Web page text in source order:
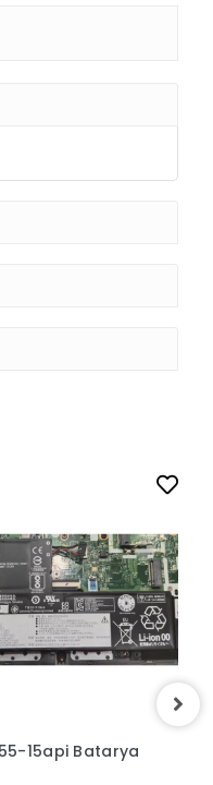
15api Batarya